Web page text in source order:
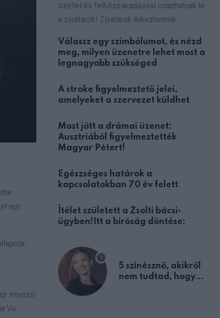
egy
intenzív
Vu
széllel és felhőszakadással csaphatnak le
a zivatarok! Zivatarok érkezhetnek
Válassz egy szimbólumot, és nézd
meg, milyen üzenetre lehet most a
legnagyobb szükséged
A stroke figyelmeztető jelei,
amelyeket a szervezet küldhet
Most jött a drámai üzenet:
Ausztriából figyelmeztették
Magyar Pétert!
Egészséges határok a
kapcsolatokban 70 év felett
Ítélet született a Zsolti bácsi-
ügyben!Itt a bíróság döntése:
5 színésznő, akikről
nem tudtad, hogy